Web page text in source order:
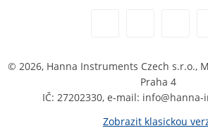
© 2026, Hanna Instruments Czech s.r.o.,
Praha 4
IČ: 27202330, e-mail:
Zobrazit klasickou